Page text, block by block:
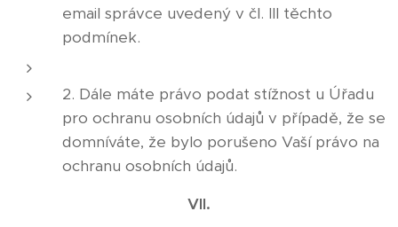
email správce uvedený v čl. III těchto
podmínek.
2. Dále máte právo podat stížnost u Úřadu
pro ochranu osobních údajů v případě, že se
domníváte, že bylo porušeno Vaší právo na
ochranu osobních údajů.
VII.